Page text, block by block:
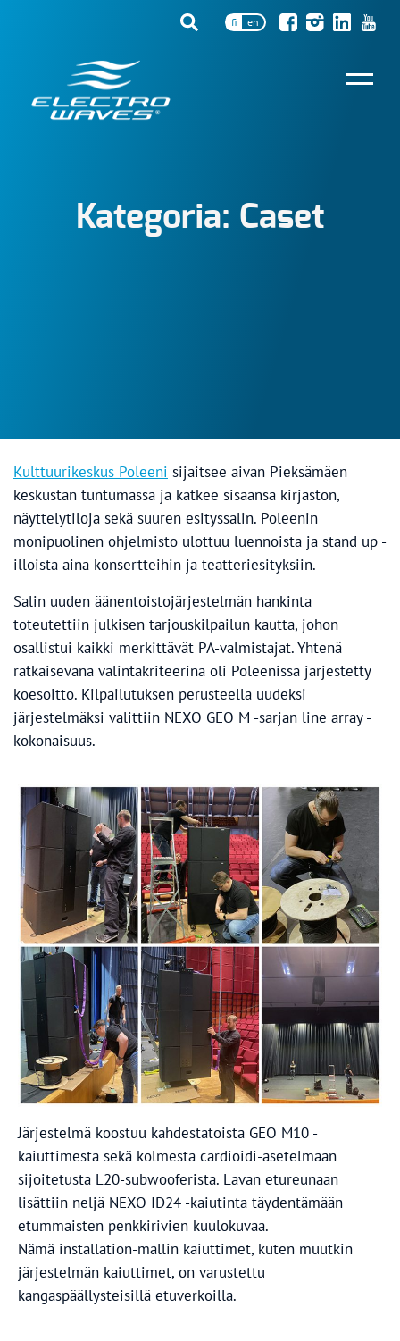
fi en
Kategoria: Caset
Kulttuurikeskus Poleeni sijaitsee aivan Pieksämäen
keskustan tuntumassa ja kätkee sisäänsä kirjaston,
näyttelytiloja sekä suuren esityssalin. Poleenin
monipuolinen ohjelmisto ulottuu luennoista ja stand up -
illoista aina konsertteihin ja teatteriesityksiin.
Salin uuden äänentoistojärjestelmän hankinta
toteutettiin julkisen tarjouskilpailun kautta, johon
osallistui kaikki merkittävät PA-valmistajat. Yhtenä
ratkaisevana valintakriteerinä oli Poleenissa järjestetty
koesoitto. Kilpailutuksen perusteella uudeksi
järjestelmäksi valittiin NEXO GEO M -sarjan line array -
kokonaisuus.
Järjestelmä koostuu kahdestatoista GEO M10 -
kaiuttimesta sekä kolmesta cardioidi-asetelmaan
sijoitetusta L20-subwooferista. Lavan etureunaan
lisättiin neljä NEXO ID24 -kaiutinta täydentämään
etummaisten penkkirivien kuulokuvaa.
Nämä installation-mallin kaiuttimet, kuten muutkin
järjestelmän kaiuttimet, on varustettu
kangaspäällysteisillä etuverkoilla.